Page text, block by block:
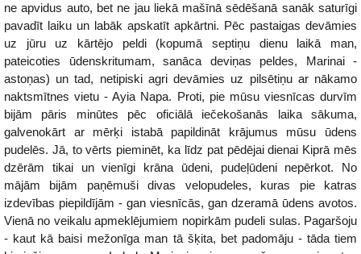
ne apvidus auto, bet ne jau liekā mašīnā sēdēšanā sanāk saturīgi
pavadīt laiku un labāk apskatīt apkārtni. Pēc pastaigas devāmies
uz jūru uz kārtējo peldi (kopumā septiņu dienu laikā man,
pateicoties ūdenskritumam, sanāca deviņas peldes, Marinai -
astoņas) un tad, netipiski agri devāmies uz pilsētiņu ar nākamo
naktsmītnes vietu - Ayia Napa. Proti, pie mūsu viesnīcas durvīm
bijām pāris minūtes pēc oficiālā iečekošanās laika sākuma,
galvenokārt ar mērķi istabā papildināt krājumus mūsu ūdens
pudelēs. Jā, to vērts pieminēt, ka līdz pat pēdējai dienai Kiprā mēs
dzērām tikai un vienīgi krāna ūdeni, pudeļūdeni nepērkot. No
mājām bijām paņēmuši divas velopudeles, kuras pie katras
izdevības piepildījām - gan viesnīcās, gan dzeramā ūdens avotos.
Vienā no veikalu apmeklējumiem nopirkām pudeli sulas. Pagaršoju
- kaut kā baisi mežonīga man tā šķita, bet padomāju - tāda tiem